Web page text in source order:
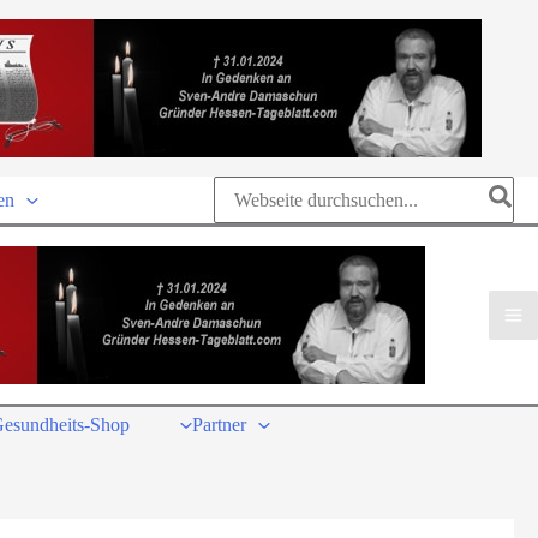
Search
for:
Shop Partner